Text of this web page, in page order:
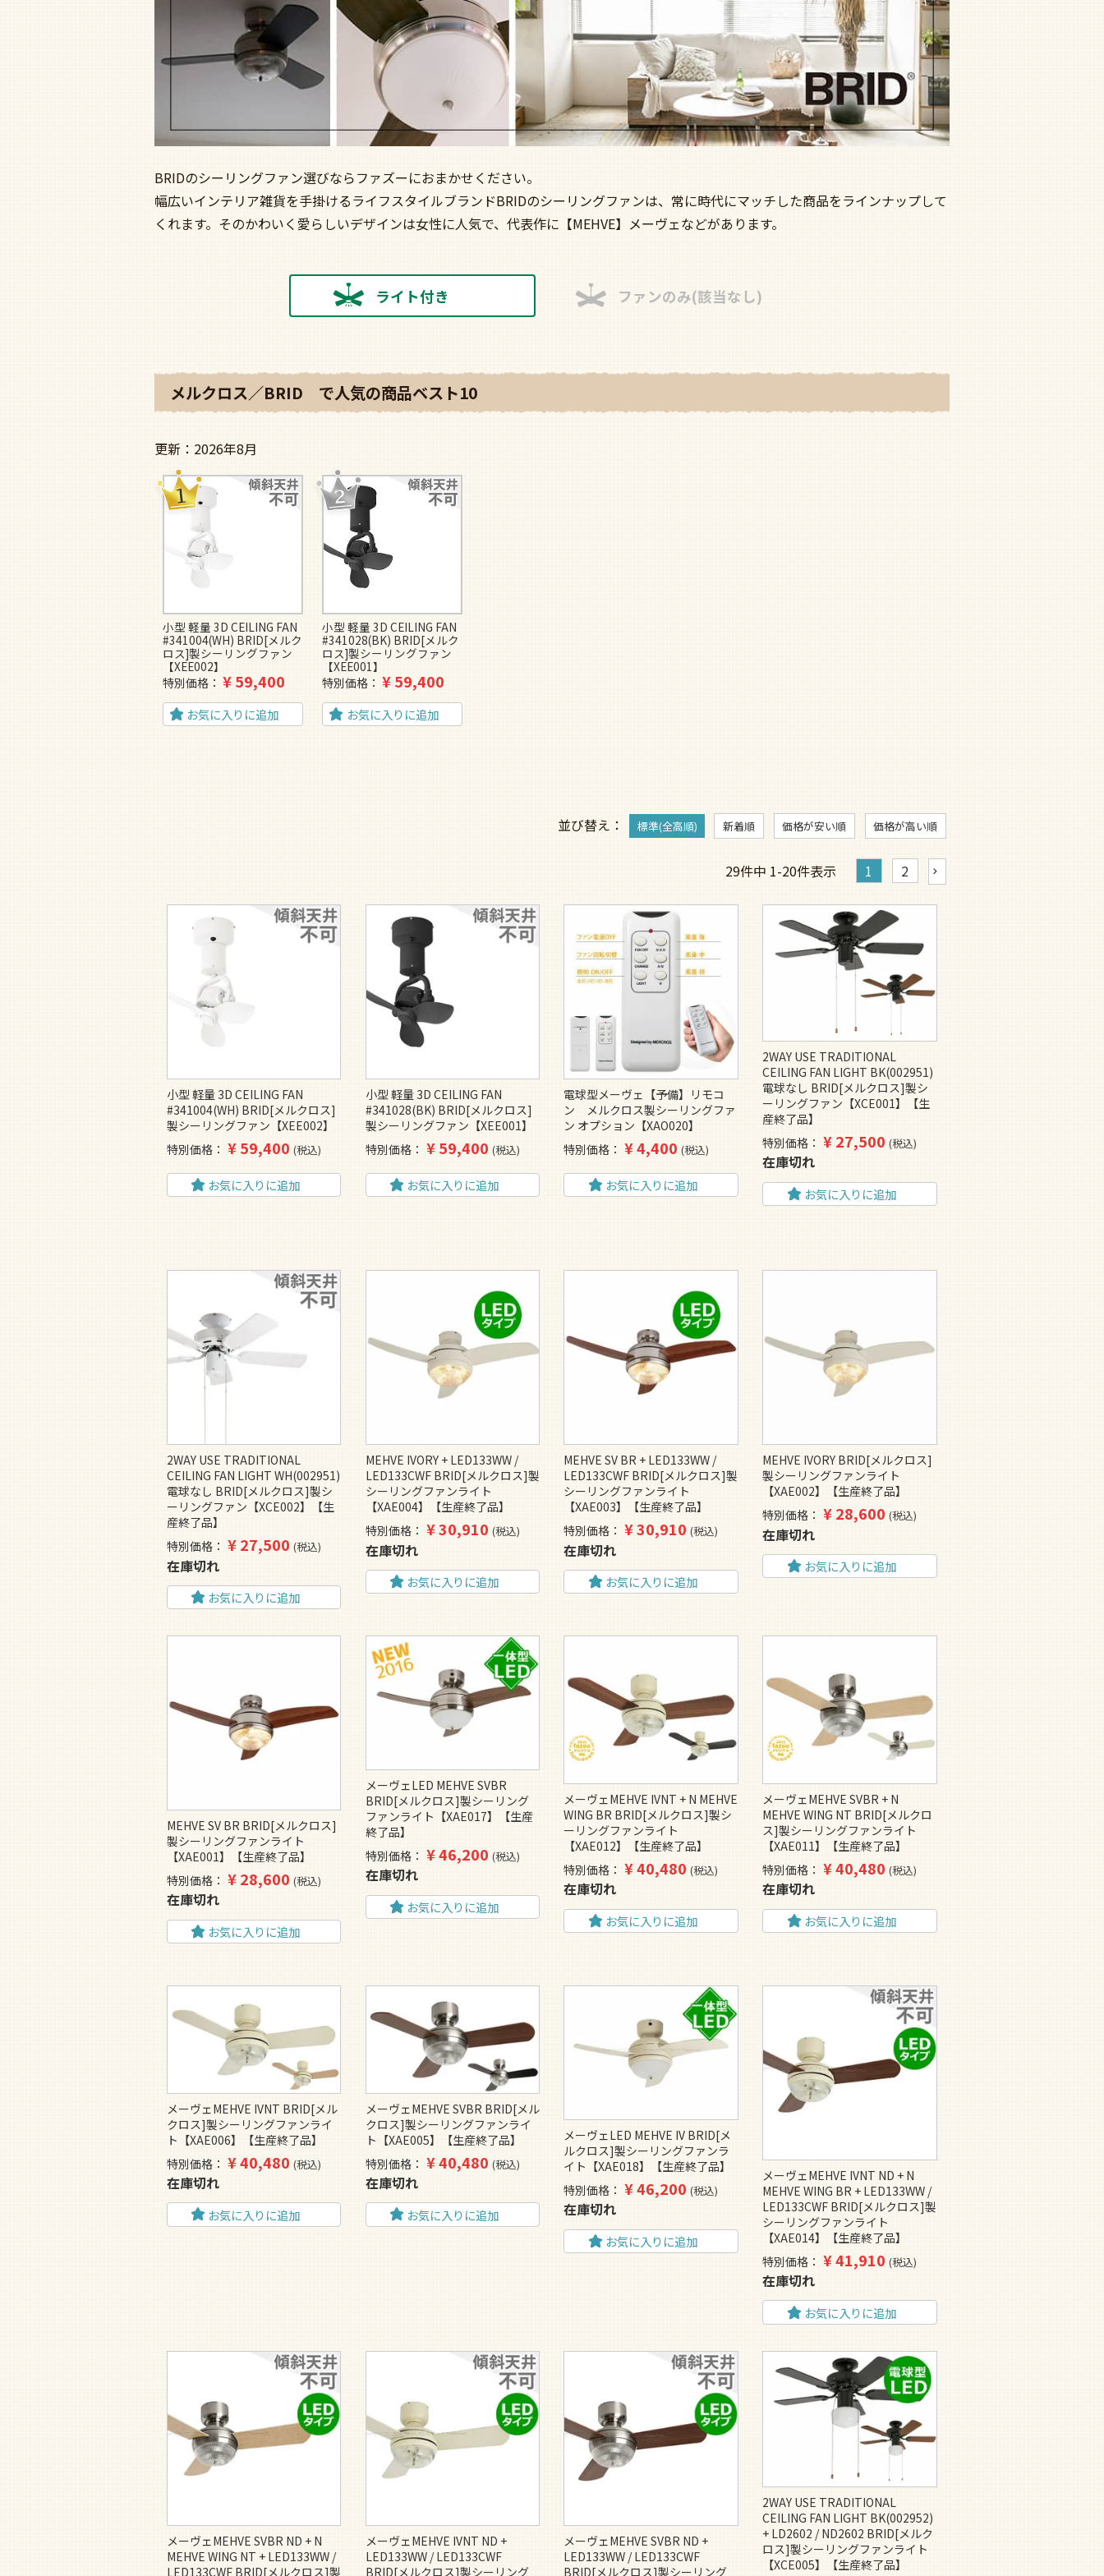
BRIDのシーリングファン選びならファズーにおまかせください。
幅広いインテリア雑貨を手掛けるライフスタイルブランドBRIDのシーリングファンは、常に時代にマッチした商品をラインナップして
くれます。そのかわいく愛らしいデザインは女性に人気で、代表作に【MEHVE】メーヴェなどがあります。
ライト付き ファンのみ(該当なし)
メルクロス／BRID で人気の商品ベスト10
2026年8月
小型 軽量 3D CEILING FAN
#341004(WH) BRID[メルク
ロス]製シーリングファン
【XEE002】
特別価格
¥59,400
お気に入りに追加
小型 軽量 3D CEILING FAN
#341028(BK) BRID[メルク
ロス]製シーリングファン
【XEE001】
特別価格
¥59,400
お気に入りに追加
並び替え 標準(全高順) 新着順 価格が安い順 価格が高い順
29件中 1-20件表示 1 2
小型 軽量 3D CEILING FAN
#341004(WH) BRID[メルクロス]
製シーリングファン【XEE002】
特別価格
¥ 59,400 税込
お気に入りに追加
小型 軽量 3D CEILING FAN
#341028(BK) BRID[メルクロス]
製シーリングファン【XEE001】
特別価格
¥ 59,400 税込
お気に入りに追加
電球型メーヴェ【予備】リモコ
ン メルクロス製シーリングファ
ン オプション【XAO020】
特別価格
¥4,400 税込
お気に入りに追加
2WAY USE TRADITIONAL
CEILING FAN LIGHT BK(002951)
電球なし BRID[メルクロス]製シ
ーリングファン【XCE001】【生
産終了品】
特別価格
¥27,500 税込
在庫切れ
お気に入りに追加
2WAY USE TRADITIONAL
CEILING FAN LIGHT WH(002951)
電球なし BRID[メルクロス]製シ
ーリングファン【XCE002】【生
産終了品】
特別価格
¥ 27,500 税込
在庫切れ
お気に入りに追加
MEHVE IVORY + LED133WW /
LED133CWF BRID[メルクロス]製
シーリングファンライト
【XAE004】【生産終了品】
特別価格
¥30,910 税込
在庫切れ
お気に入りに追加
MEHVE SV BR + LED133WW /
LED133CWF BRID[メルクロス]製
シーリングファンライト
【XAE003】【生産終了品】
特別価格
¥30,910 税込
在庫切れ
お気に入りに追加
MEHVE IVORY BRID[メルクロス]
製シーリングファンライト
【XAE002】【生産終了品】
特別価格
¥28,600 税込
在庫切れ
お気に入りに追加
MEHVE SV BR BRID[メルクロス]
製シーリングファンライト
【XAE001】【生産終了品】
特別価格
¥ 28,600 税込
在庫切れ
お気に入りに追加
メーヴェLED MEHVE SVBR
BRID[メルクロス]製シーリング
ファンライト【XAE017】【生産
終了品】
特別価格
¥46,200 税込
在庫切れ
お気に入りに追加
メーヴェMEHVE IVNT + N MEHVE
WING BR BRID[メルクロス]製シ
ーリングファンライト
【XAE012】【生産終了品】
特別価格
¥40,480 税込
在庫切れ
お気に入りに追加
メーヴェMEHVE SVBR + N
MEHVE WING NT BRID[メルクロ
ス]製シーリングファンライト
【XAE011】【生産終了品】
特別価格
¥40,480 税込
在庫切れ
お気に入りに追加
メーヴェMEHVE IVNT BRID[メル
クロス]製シーリングファンライ
ト【XAE006】【生産終了品】
特別価格
¥40,480 税込
在庫切れ
お気に入りに追加
メーヴェMEHVE SVBR BRID[メル
クロス]製シーリングファンライ
ト【XAE005】【生産終了品】
特別価格
¥40,480 税込
在庫切れ
お気に入りに追加
メーヴェLED MEHVE IV BRID[メ
ルクロス]製シーリングファンラ
イト【XAE018】【生産終了品】
特別価格
¥46,200 税込
在庫切れ
お気に入りに追加
メーヴェMEHVE IVNT ND + N
MEHVE WING BR + LED133WW /
LED133CWF BRID[メルクロス]製
シーリングファンライト
【XAE014】【生産終了品】
特別価格
¥41,910 税込
在庫切れ
お気に入りに追加
メーヴェMEHVE SVBR ND + N
MEHVE WING NT + LED133WW /
LED133CWF BRID[メルクロス]製
メーヴェMEHVE IVNT ND +
LED133WW / LED133CWF
BRID[メルクロス]製シーリング
メーヴェMEHVE SVBR ND +
LED133WW / LED133CWF
BRID[メルクロス]製シーリング
2WAY USE TRADITIONAL
CEILING FAN LIGHT BK(002952)
+ LD2602 / ND2602 BRID[メルク
ロス]製シーリングファンライト
【XCE005】【生産終了品】